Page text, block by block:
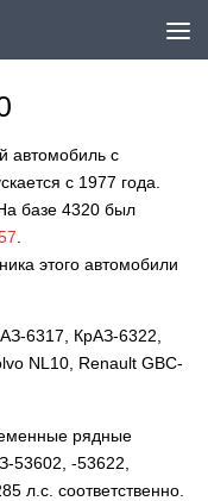
автомобиль с
с 1977 года.
базе 4320 был
этого автомобили
6317, КрАЗ-6322,
NL10, Renault GBC-
рядные
53602, -53622,
л.с. соответственно.